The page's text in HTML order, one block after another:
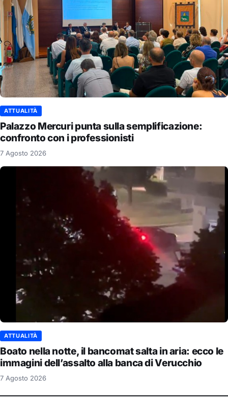
ATTUALITÀ
Palazzo Mercuri punta sulla semplificazione:
confronto con i professionisti
7 Agosto 2026
ATTUALITÀ
Boato nella notte, il bancomat salta in aria: ecco le
immagini dell’assalto alla banca di Verucchio
7 Agosto 2026